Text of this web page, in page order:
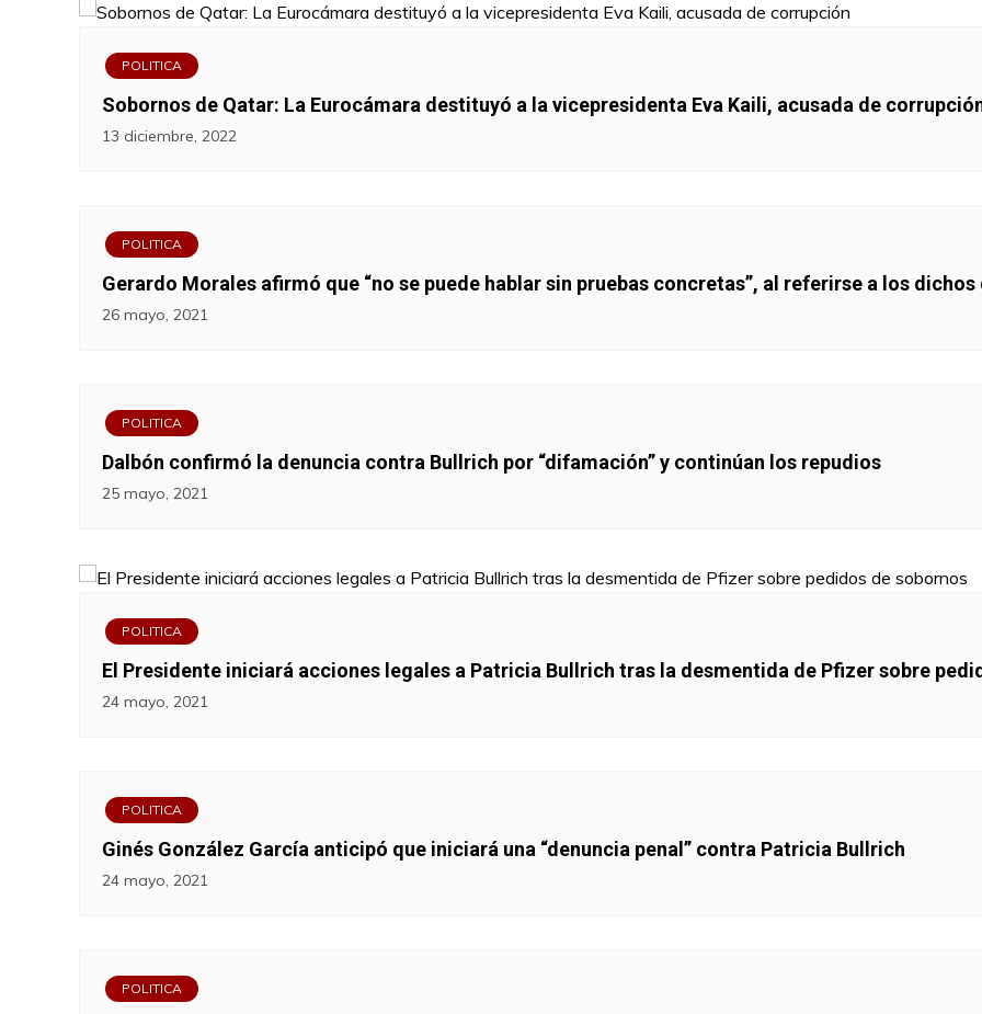
POLITICA
Sobornos de Qatar: La Eurocámara destituyó a la vicepresidenta Eva Kaili, acusada de
13 diciembre, 2022
POLITICA
Gerardo Morales afirmó que “no se puede hablar sin pruebas concretas”, al referirse a los
26 mayo, 2021
POLITICA
Dalbón confirmó la denuncia contra Bullrich por “difamación” y continúan los repudios
25 mayo, 2021
POLITICA
El Presidente iniciará acciones legales a Patricia Bullrich tras la desmentida de Pfizer sobre
24 mayo, 2021
POLITICA
Ginés González García anticipó que iniciará una “denuncia penal” contra Patricia Bullrich
24 mayo, 2021
POLITICA